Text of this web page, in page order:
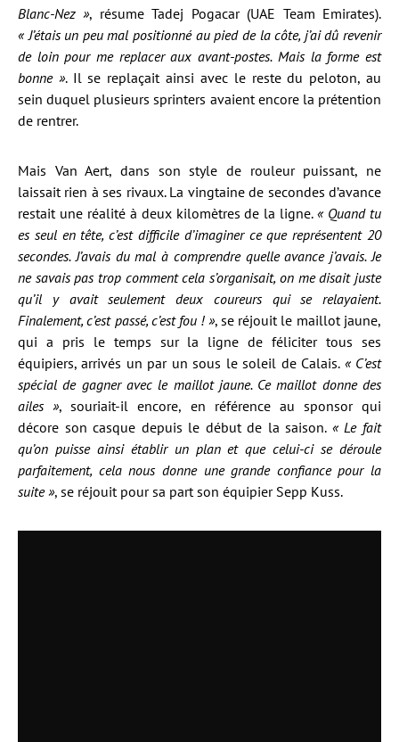
Blanc-Nez », résume Tadej Pogacar (UAE Team Emirates).
« J’étais un peu mal positionné au pied de la côte, j’ai dû revenir
de loin pour me replacer aux avant-postes. Mais la forme est
bonne ». Il se replaçait ainsi avec le reste du peloton, au
sein duquel plusieurs sprinters avaient encore la prétention
de rentrer.
Mais Van Aert, dans son style de rouleur puissant, ne
laissait rien à ses rivaux. La vingtaine de secondes d’avance
restait une réalité à deux kilomètres de la ligne.« Quand tu
es seul en tête, c’est difficile d’imaginer ce que représentent 20
secondes. J’avais du mal à comprendre quelle avance j’avais. Je
ne savais pas trop comment cela s’organisait, on me disait juste
qu’il y avait seulement deux coureurs qui se relayaient.
Finalement, c’est passé, c’est fou ! », se réjouit le maillot jaune,
qui a pris le temps sur la ligne de féliciter tous ses
équipiers, arrivés un par un sous le soleil de Calais. « C’est
spécial de gagner avec le maillot jaune. Ce maillot donne des
ailes », souriait-il encore, en référence au sponsor qui
décore son casque depuis le début de la saison. « Le fait
qu’on puisse ainsi établir un plan et que celui-ci se déroule
parfaitement, cela nous donne une grande confiance pour la
suite », se réjouit pour sa part son équipier Sepp Kuss.